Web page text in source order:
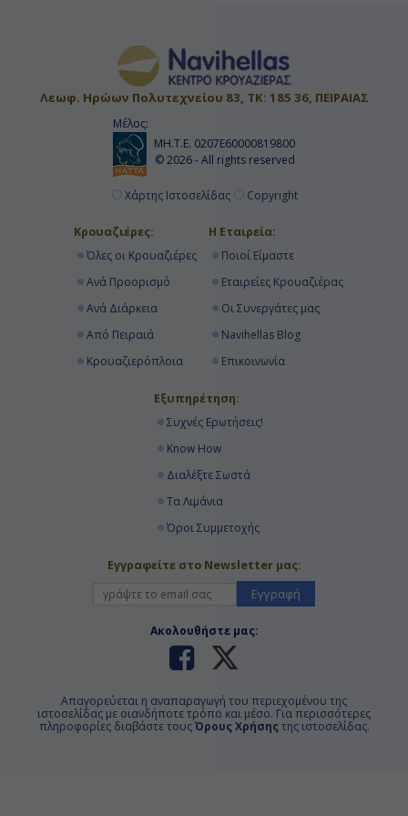
Λεωφ. Ηρώων Πολυτεχνείου 83, ΤΚ: 185 36, ΠΕΙΡΑΙΑΣ
Μέλος:
ΜΗ.Τ.Ε. 0207Ε60000819800
© 2026 - All rights reserved
Χάρτης Ιστοσελίδας Copyright
Κρουαζιέρες:
Όλες οι Κρουαζιέρες
Ανά Προορισμό
Ανά Διάρκεια
Από Πειραιά
Κρουαζιερόπλοια
Η Εταιρεία:
Ποιοί Είμαστε
Εταιρείες Κρουαζιέρας
Οι Συνεργάτες μας
Navihellas Blog
Επικοινωνία
Εξυπηρέτηση:
Συχνές Ερωτήσεις!
Know How
Διαλέξτε Σωστά
Τα Λιμάνια
Όροι Συμμετοχής
Εγγραφείτε στο Newsletter μας:
Εγγραφή
Ακολουθήστε μας:
Απαγορεύεται η αναπαραγωγή του περιεχομένου της
ιστοσελίδας με οιανδήποτε τρόπο και μέσο. Για περισσότερες
πληροφορίες διαβάστε τουςΌρους Χρήσης της ιστοσελίδας.